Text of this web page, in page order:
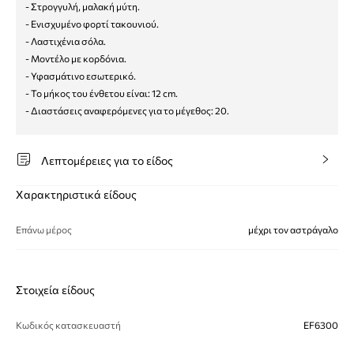
- Στρογγυλή, μαλακή μύτη.
- Ενισχυμένο φορτί τακουνιού.
- Λαστιχένια σόλα.
- Μοντέλο με κορδόνια.
- Υφασμάτινο εσωτερικό.
- Το μήκος του ένθετου είναι: 12 cm.
- Διαστάσεις αναφερόμενες για το μέγεθος: 20.
Λεπτομέρειες για το είδος
Χαρακτηριστικά είδους
Επάνω μέρος μέχρι τον αστράγαλο
Στοιχεία είδους
Κωδικός κατασκευαστή EF6300